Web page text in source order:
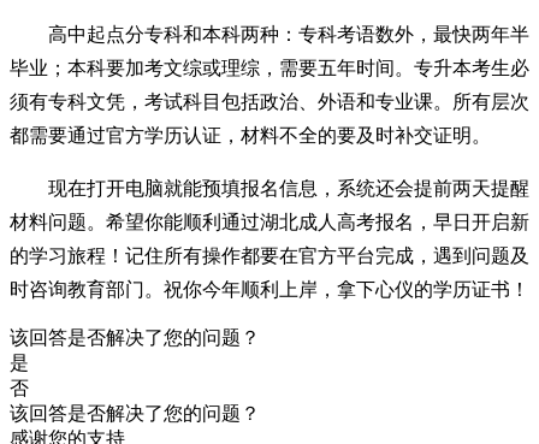
高中起点分专科和本科两种：专科考语数外，最快两年半
毕业；本科要加考文综或理综，需要五年时间。专升本考生必
须有专科文凭，考试科目包括政治、外语和专业课。所有层次
都需要通过官方学历认证，材料不全的要及时补交证明。
现在打开电脑就能预填报名信息，系统还会提前两天提醒
材料问题。希望你能顺利通过湖北成人高考报名，早日开启新
的学习旅程！记住所有操作都要在官方平台完成，遇到问题及
时咨询教育部门。祝你今年顺利上岸，拿下心仪的学历证书！
该回答是否解决了您的问题？
是
否
该回答是否解决了您的问题？
感谢您的支持